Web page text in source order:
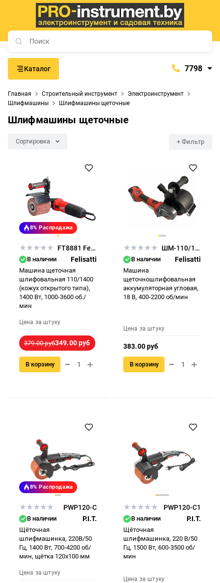
Каталог 7798
+375 (29) 657-77-98
Главная Строительный инструмент
Электроинструмент
Шлифмашины
Шлифмашины щеточные
Шлифмашины щеточные
Сортировка + Фильтр
8% Распродажа
FT8881 Felisatti
В наличии Felisatti
Машина щеточная
шлифовальная 110/1400
(кожух открытого типа),
1400 Вт, 1000-3600 об./
мин
Цена за штуку
379.00 руб349.00 руб
В корзину
ШМ-110/18Л3 Felisatti
В наличии Felisatti
Машина
щеточношлифовальная
аккумуляторная угловая,
18 В, 400-2200 об/мин
Цена за штуку
383.00 руб
В корзину
8% Распродажа
PWP120-C
В наличии P.I.T.
Щёточная
шлифмашинка, 220В/50
Гц, 1400 Вт, 700-4200 об/
мин, щётка 120х100 мм
Цена за штуку
PWP120-C1
В наличии P.I.T.
Щёточная
шлифмашинка, 220 В/50
Гц, 1500 Вт, 600-3500 об/
мин
Цена за штуку